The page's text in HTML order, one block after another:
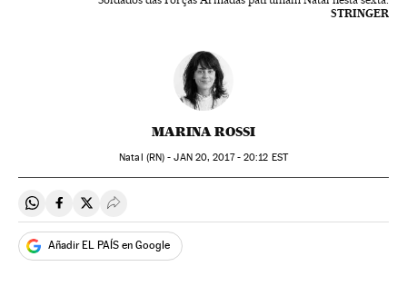
STRINGER
MARINA ROSSI
Natal (RN) -JAN20, 2017 - 20:12 EST
Compartir en Whatsapp
Compartir en Facebook
Compartir en Twitter
Desplegar Redes Sociales
Añadir EL PAÍS en Google